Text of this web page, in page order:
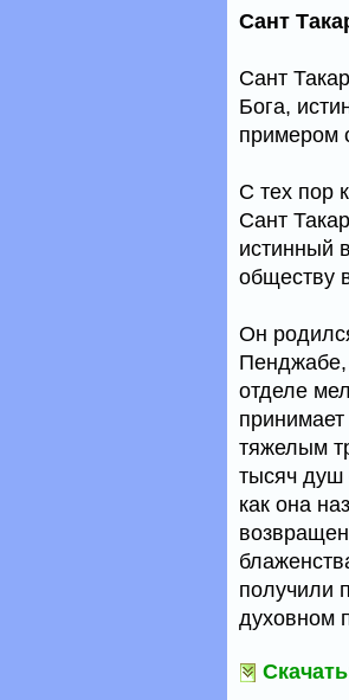
Сант
Сант
Бога,
примером
С тех пор
Сант
истинный
обществу
Он
Пенджабе,
отделе
тяжелым
тысяч душ
как она
получили
духовном